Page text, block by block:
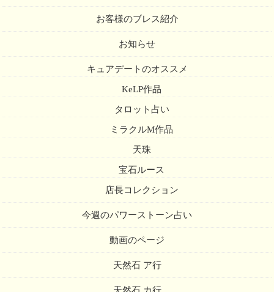
お客様のブレス紹介
お知らせ
キュアデートのオススメ
KeLP作品
タロット占い
ミラクルM作品
天珠
宝石ルース
店長コレクション
今週のパワーストーン占い
動画のページ
天然石 ア行